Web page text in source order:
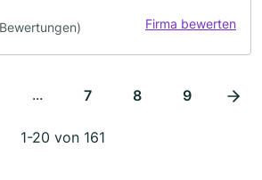
Firma bewerten
... 7 8 9
1-20 von 161